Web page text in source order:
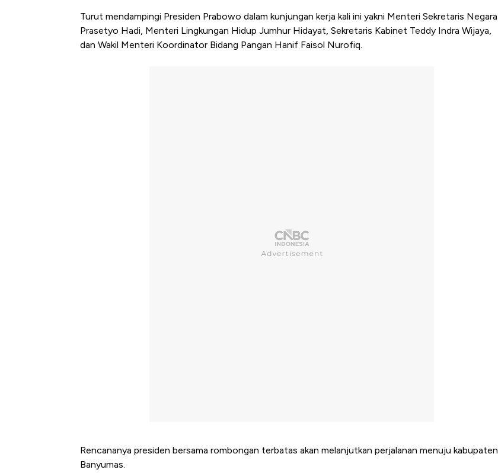
Turut mendampingi Presiden Prabowo dalam kunjungan kerja kali ini yakni Menteri Sekretaris Negara
Prasetyo Hadi, Menteri Lingkungan Hidup Jumhur Hidayat, Sekretaris Kabinet Teddy Indra Wijaya,
dan Wakil Menteri Koordinator Bidang Pangan Hanif Faisol Nurofiq.
Rencananya presiden bersama rombongan terbatas akan melanjutkan perjalanan menuju kabupaten
Banyumas.